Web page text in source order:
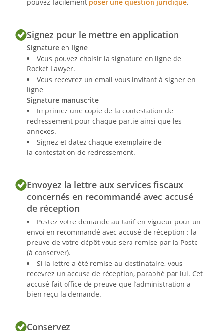
pouvez facilement poser une question juridique.
Signez pour le mettre en application
Signature en ligne
Vous pouvez choisir la signature en ligne de
Rocket Lawyer.
Vous recevrez un email vous invitant à signer en
ligne.
Signature manuscrite
Imprimez une copie de la contestation de
redressement pour chaque partie ainsi que les
annexes.
Signez et datez chaque exemplaire de
la contestation de redressement.
Envoyez la lettre aux services fiscaux
concernés en recommandé avec accusé
de réception
Postez votre demande au tarif en vigueur pour un
envoi en recommandé avec accusé de réception : la
preuve de votre dépôt vous sera remise par la Poste
(à conserver).
Si la lettre a été remise au destinataire, vous
recevrez un accusé de réception, paraphé par lui. Cet
accusé fait office de preuve que l’administration a
bien reçu la demande.
Conservez